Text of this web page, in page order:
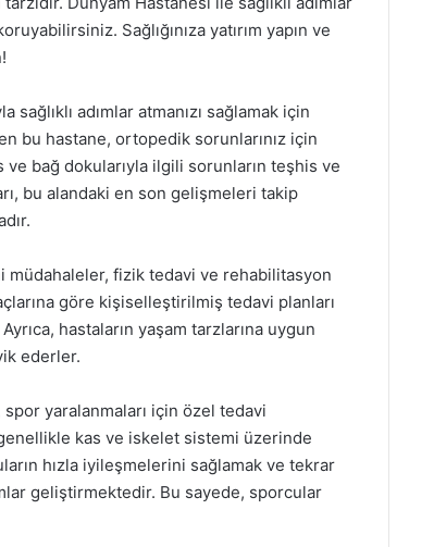
Sağlığınıza yatırım yapın ve
adımlar atmanızı sağlamak için
bu hastane, ortopedik sorunlarınız için
ve bağ dokularıyla ilgili sorunların teşhis ve
bu alandaki en son gelişmeleri takip
müdahaleler, fizik tedavi ve rehabilitasyon
göre kişiselleştirilmiş tedavi planları
hastaların yaşam tarzlarına uygun
ederler.
yaralanmaları için özel tedavi
kas ve iskelet sistemi üzerinde
hızla iyileşmelerini sağlamak ve tekrar
geliştirmektedir. Bu sayede, sporcular